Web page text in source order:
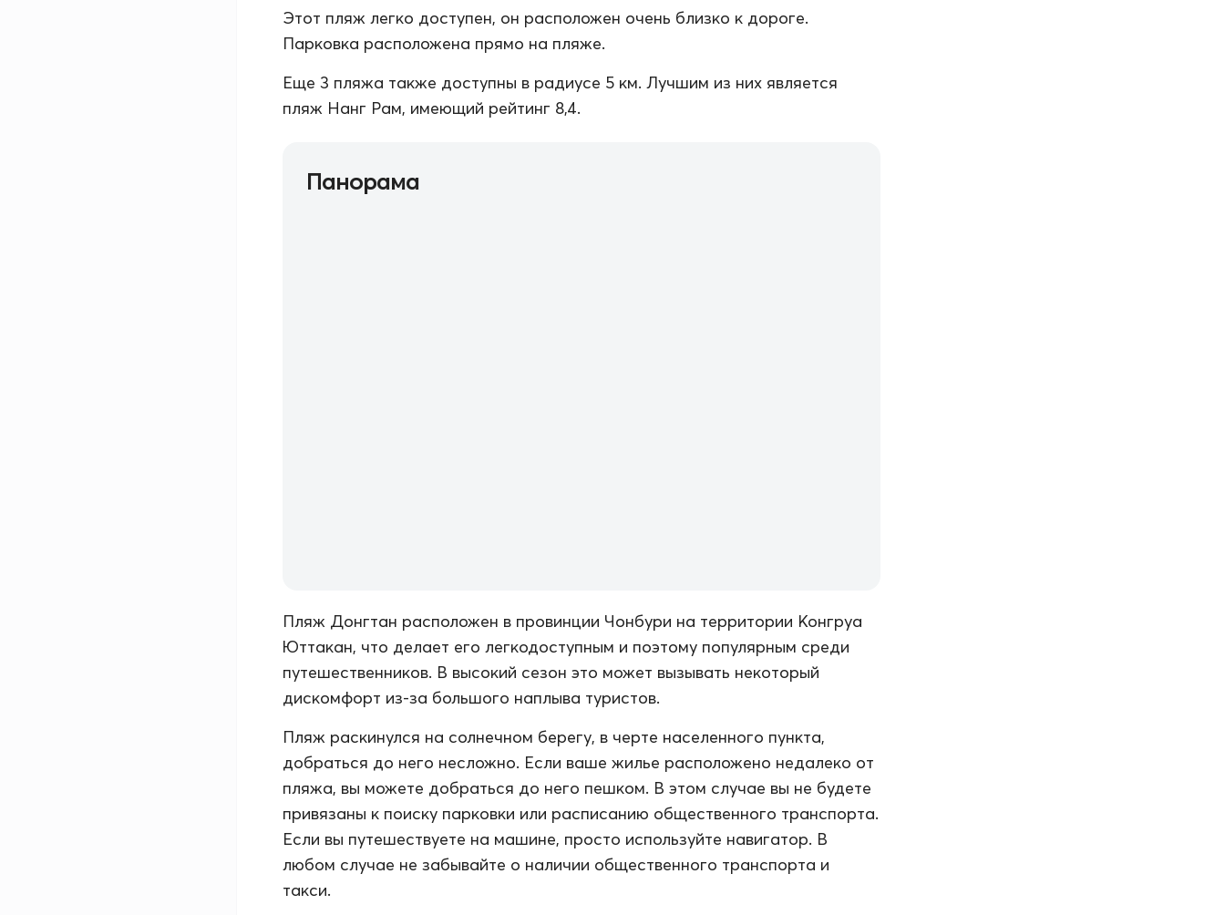
Этот пляж легко доступен, он расположен очень близко к дороге.
Парковка расположена прямо на пляже.
Еще 3 пляжа также доступны в радиусе 5 км. Лучшим из них является
пляж Нанг Рам, имеющий рейтинг 8,4.
Панорама
Пляж Донгтан расположен в провинции Чонбури на территории Конгруа
Юттакан, что делает его легкодоступным и поэтому популярным среди
путешественников. В высокий сезон это может вызывать некоторый
дискомфорт из-за большого наплыва туристов.
Пляж раскинулся на солнечном берегу, в черте населенного пункта,
добраться до него несложно. Если ваше жилье расположено недалеко от
пляжа, вы можете добраться до него пешком. В этом случае вы не будете
привязаны к поиску парковки или расписанию общественного транспорта.
Если вы путешествуете на машине, просто используйте навигатор. В
любом случае не забывайте о наличии общественного транспорта и
такси.